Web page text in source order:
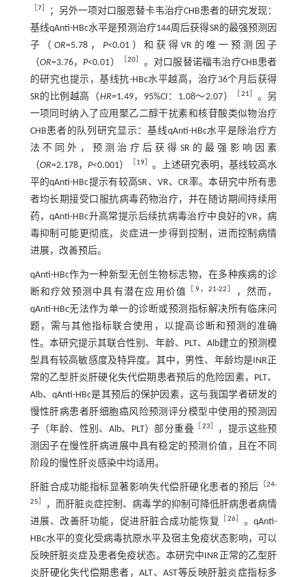
7］
；另外一项对口服恩替卡韦治疗CHB患者的研究发现：
基线qAnti-HBc水平是预测治疗144周后获得SR的最强预测因
子（OR=5.78， P<0.01）和获得VR的唯一预测因子
（OR=3.76，P<0.01） ［20
。对口服替诺福韦治疗CHB患者
的研究也提示，基线抗-HBc水平越高，治疗36个月后获得
SR的比例越高（ HR=1.49，95%CI ：1.08～2.07） 21
。另
一项同时纳入了应用聚乙二醇干扰素和核苷酸类似物治疗
CHB患者的队列研究显示：基线qAnti-HBc水平是除治疗方
法不同外，预测治疗后获得SR的最强影响因素
（OR=2.178， P<0.001） 19］ 。上述研究表明，基线较高水
平的qAnti-HBc提示有较高SR、VR、CR率。本研究中所有患
者均长期接受口服抗病毒药物治疗，并在随访期间持续用
药，qAnti-HBc升高常提示后续抗病毒治疗中良好的VR，病
毒抑制可能更彻底，炎症进一步得到控制，进而控制病情
进展，改善预后。
qAnti-HBc作为一种新型无创生物标志物，在多种疾病的诊
断和疗效预测中具有潜在应用价值
9，21-22
，然而，
qAnti-HBc无法作为单一的诊断或预测指标解决所有临床问
题，需与其他指标联合使用，以提高诊断和预测的准确
性。本研究提示其联合性别、年龄、PLT、Alb建立的预测模
型具有较高敏感度及特异度。其中，男性、年龄均是INR正
常的乙型肝炎肝硬化失代偿期患者预后的危险因素，PLT、
Alb、qAnti-HBc是其预后的保护因素，这与我国学者研发的
慢性肝病患者肝细胞癌风险预测评分模型中使用的预测因
子（年龄、性别、Alb、PLT）部分重叠
23
，提示这些预
测因子在慢性肝病进展中具有稳定的预测价值，且在不同
阶段的慢性肝炎感染中均适用。
肝脏合成功能指标显著影响失代偿肝硬化患者的预后 ［24-
25
，而肝脏炎症控制、病毒学的抑制可降低肝病患者病情
进展、改善肝功能，促进肝脏合成功能恢复
26］ 。qAnti-
HBc水平的变化受病毒抗原水平及宿主免疫状态影响，可以
反映肝脏炎症及患者免疫状态。本研究中INR正常的乙型肝
炎肝硬化失代偿期患者，ALT、AST等反映肝脏炎症指标多